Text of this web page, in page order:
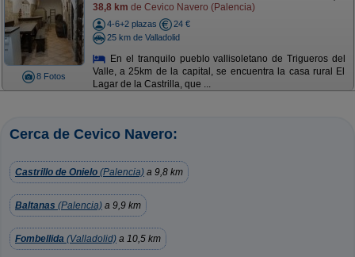
8 Fotos
38,8 km de Cevico Navero (Palencia)
4-6+2 plazas
24 €
25 km de Valladolid
En el tranquilo pueblo vallisoletano de Trigueros del
Valle, a 25km de la capital, se encuentra la casa rural El
Lagar de la Castrilla, que ...
Cerca de Cevico Navero:
Castrillo de Onielo (Palencia) a 9,8 km
Baltanas (Palencia) a 9,9 km
Fombellida (Valladolid) a 10,5 km